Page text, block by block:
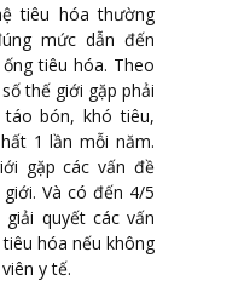
tiêu hóa thường
mức dẫn đến
tiêu hóa. Theo
thế giới gặp phải
bón, khó tiêu,
1 lần mỗi năm.
gặp các vấn đề
Và có đến 4/5
quyết các vấn
hóa nếu không
y tế.